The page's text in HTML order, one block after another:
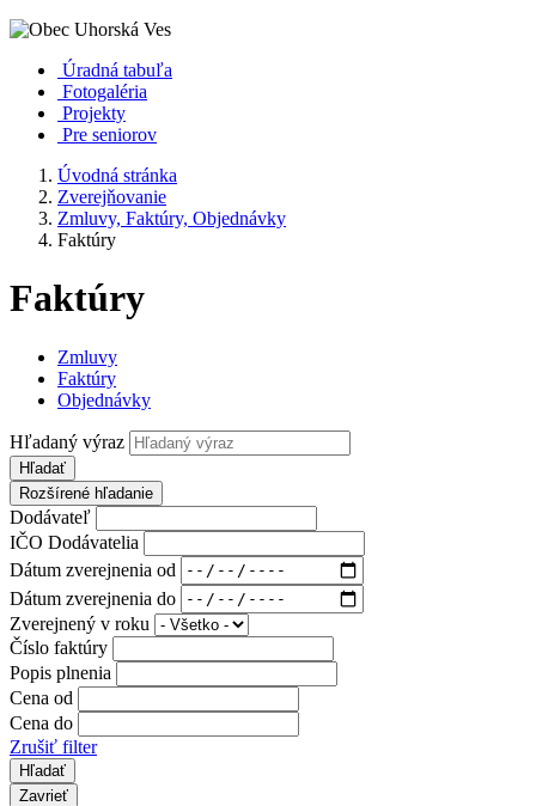
Úradná tabuľa
Fotogaléria
Projekty
Pre seniorov
Úvodná stránka
Zverejňovanie
Zmluvy, Faktúry, Objednávky
Faktúry
Faktúry
Zmluvy
Faktúry
Objednávky
Hľadaný výraz
Hľadať
Rozšírené hľadanie
Dodávateľ
IČO Dodávatelia
Dátum zverejnenia od
Dátum zverejnenia do
Zverejnený v roku
Číslo faktúry
Popis plnenia
Cena od
Cena do
Zrušiť filter
Zavrieť